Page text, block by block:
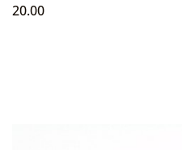
20.00